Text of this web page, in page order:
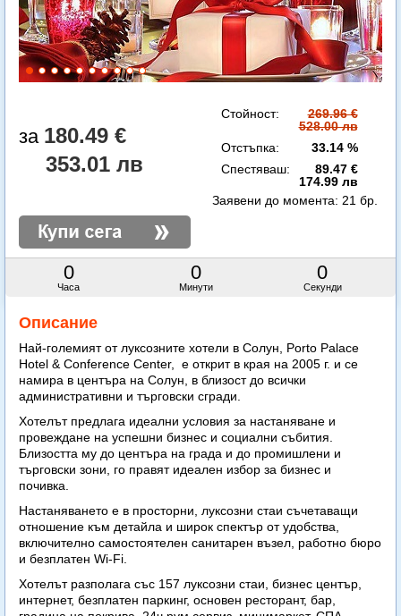
180.49 €
353.01 лв
Стойност:
269.96 €
528.00 лв
Отстъпка:
33.14 %
Спестяваш:
89.47 €
174.99 лв
0
Часа
0
Минути
0
Секунди
Заявени до момента: 21 бр.
Описание
Най-големият от луксозните хотели в Солун, Porto Palace
Hotel & Conference Center, е открит в края на 2005 г. и се
намира в центъра на Солун, в близост до всички
административни и търговски сгради.
Хотелът предлага идеални условия за настаняване и
провеждане на успешни бизнес и социални събития.
Близостта му до центъра на града и до промишлени и
търговски зони, го правят идеален избор за бизнес и
почивка.
Настаняването е в просторни, луксозни стаи съчетаващи
отношение към детайла и широк спектър от удобства,
включително самостоятелен санитарен възел, работно бюро
и безплатен Wi-Fi.
Хотелът разполага със 157 луксозни стаи, бизнес център,
интернет, безплатен паркинг, основен ресторант, бар,